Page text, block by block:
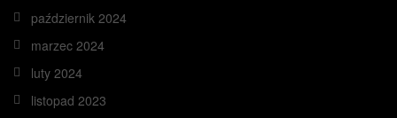
październik 2024
marzec 2024
luty 2024
listopad 2023